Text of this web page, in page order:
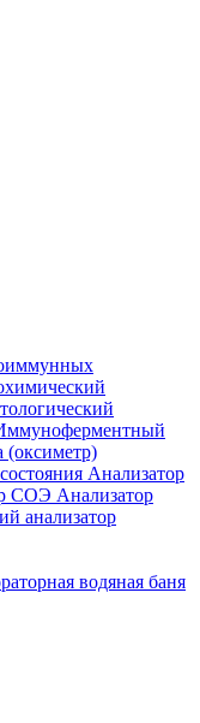
(оксиметр)
Анализатор
СОЭ Анализатор
анализатор
водяная баня